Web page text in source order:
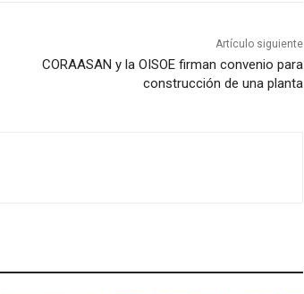
Artículo siguiente
CORAASAN y la OISOE firman convenio para
construcción de una planta